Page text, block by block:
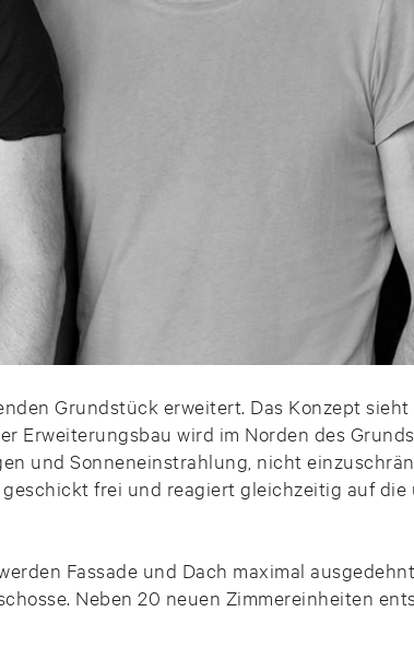
Grundstück erweitert. Das Konzept
Erweiterungsbau wird im Norden des
und Sonneneinstrahlung, nicht
frei und reagiert gleichzeitig auf die
Fassade und Dach maximal
Neben 20 neuen Zimmereinheiten